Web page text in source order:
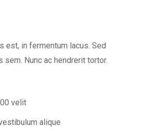
est, in fermentum lacus. Sed
sem. Nunc ac hendrerit tortor.
velit
alique